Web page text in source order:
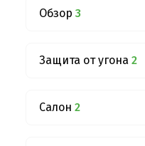
Обзор 3
Защита от угона 2
Салон 2